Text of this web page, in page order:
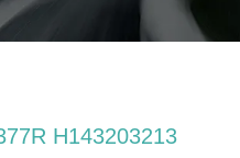
H143203213